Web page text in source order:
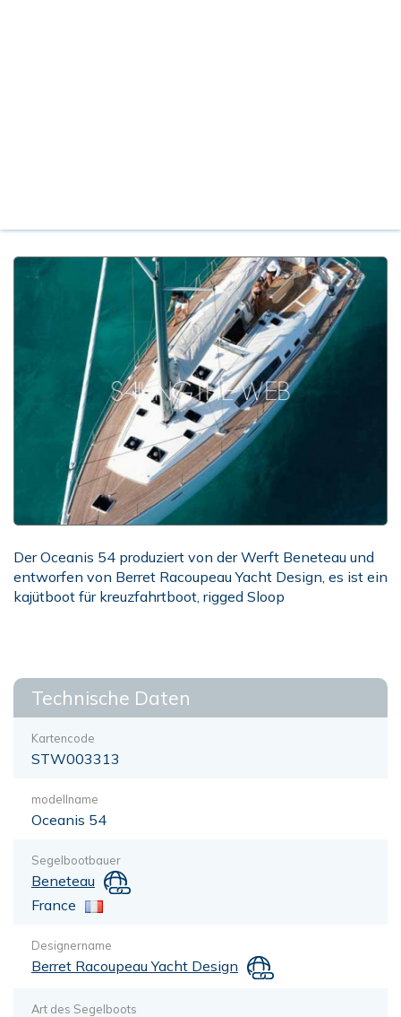
Der Oceanis 54 produziert von der Werft Beneteau und
entworfen von Berret Racoupeau Yacht Design, es ist ein
kajütboot für kreuzfahrtboot, rigged Sloop
Technische Daten
Kartencode
STW003313
modellname
Oceanis 54
Segelbootbauer
Beneteau
France
Designername
Berret Racoupeau Yacht Design
Art des Segelboots